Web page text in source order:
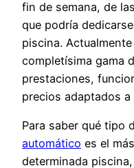
fin de semana, de
que podría
piscina.
completísima gama
prestaciones,
precios adaptados
Para saber qué tipo
automático es el
determinada